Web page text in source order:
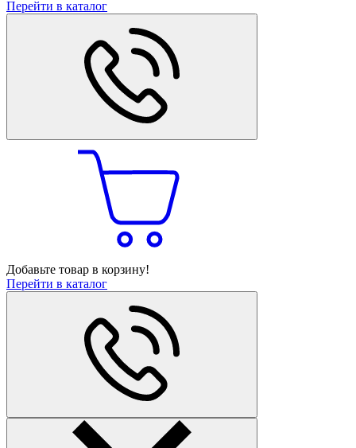
Перейти в каталог
Добавьте товар в корзину!
Перейти в каталог